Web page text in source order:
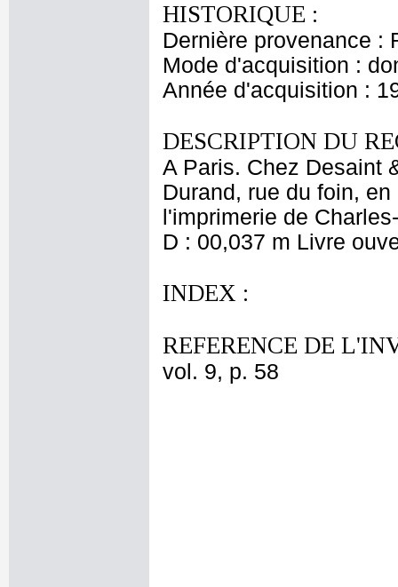
HISTORIQUE :
Dernière provenance :
Mode d'acquisition :
Année d'acquisition :
DESCRIPTION DU
A Paris. Chez Desaint
Durand, rue du foin,
l'imprimerie de
D : 00,037 m Livre
INDEX :
REFERENCE DE
vol. 9, p. 58